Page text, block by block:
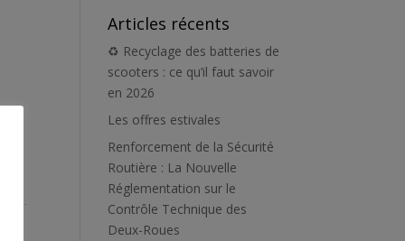
Articles récents
♻️ Recyclage des batteries de
scooters : ce qu’il faut savoir
en 2026
Les offres estivales
Renforcement de la Sécurité
Routière : La Nouvelle
Réglementation sur le
Contrôle Technique des
Deux-Roues